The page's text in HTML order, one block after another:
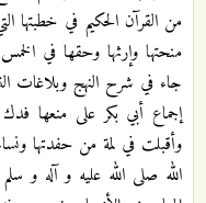
من القرآن الحكيم في خطبتها
منحتها وإرثها وحقها في
جاء في شرح النهج وبلاغات
إجماع أبي بكر على منعها
وأقبلت في لمة من حفدتها
الله صلى الله عليه و آله